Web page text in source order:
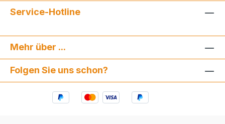
Service-Hotline
Mehr über ...
Folgen Sie uns schon?